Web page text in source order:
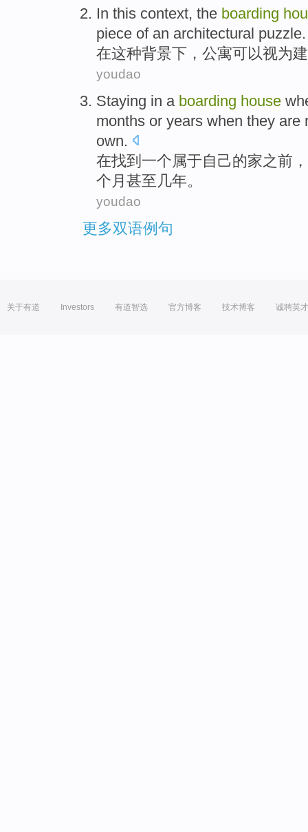
In this context, the boarding
piece ofan architectural puzzle.
在这种背景下 ， 公寓可以视为
youdao
Staying in a boarding house
months or years when they are
own.
在找到 一个属于自己的家之前，
个月 甚至 几年。
youdao
更多双语例句
关于有道 Investors 有道智选 官方博客 技术博客 诚聘英才